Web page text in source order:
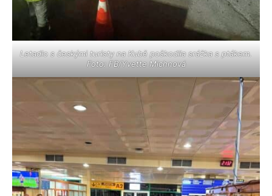
Letadlo s českými turisty na Kubě poškodila srážka s ptákem.
Foto: FB/Yvette Michnová